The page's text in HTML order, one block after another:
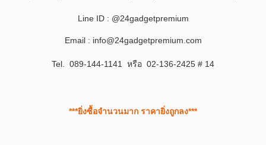
Line ID : @24gadgetpremium
Email : info@24gadgetpremium.com
Tel. 089-144-1141 หรือ 02-136-2425 # 14
***ยิ่งซื้อจำนวนมาก ราคายิ่งถูกลง***